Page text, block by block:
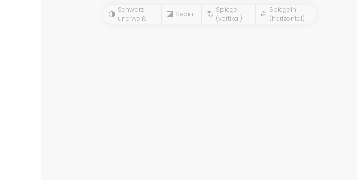
Schwarz
und weiß
Sepia
Spiegel
(vertikal)
Spiegeln
(horizontal)